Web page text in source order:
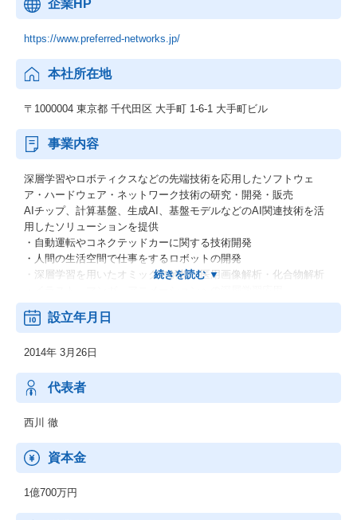
企業HP
https://www.preferred-networks.jp/
本社所在地
〒1000004 東京都 千代田区 大手町 1-6-1 大手町ビル
事業内容
深層学習やロボティクスなどの先端技術を応用したソフトウェ
ア・ハードウェア・ネットワーク技術の研究・開発・販売
AIチップ、計算基盤、生成AI、基盤モデルなどのAI関連技術を活
用したソリューションを提供
・自動運転やコネクテッドカーに関する技術開発
・人間の生活空間で仕事をするロボットの開発
・深層学習を用いたオミックス解析・医用画像解析・化合物解析
・ディープラーニングフレームワーク『Chainer』とエクステンシ
ョン
・PyTorchユーザ向けに深層強化学習ライブラリ「PFRL」
設立年月日
2014年 3月26日
代表者
西川 徹
資本金
1億700万円